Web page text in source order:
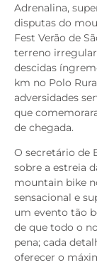
Adrenalina,
disputas do
Fest Verão de
terreno
descidas
km no Polo
adversidades
que
de chegada.
O secretário de
sobre a estreia
mountain bike
sensacional e
um evento tão
de que todo o
pena; cada
oferecer o